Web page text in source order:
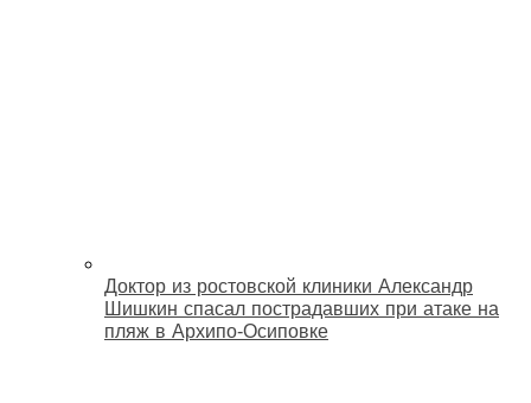
Доктор из ростовской клиники Александр
Шишкин спасал пострадавших при атаке на
пляж в Архипо‑Осиповке